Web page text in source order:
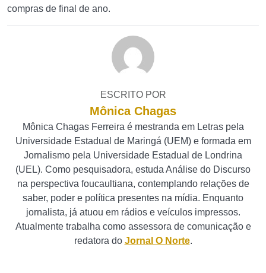
compras de final de ano.
ESCRITO POR
Mônica Chagas
Mônica Chagas Ferreira é mestranda em Letras pela
Universidade Estadual de Maringá (UEM) e formada em
Jornalismo pela Universidade Estadual de Londrina
(UEL). Como pesquisadora, estuda Análise do Discurso
na perspectiva foucaultiana, contemplando relações de
saber, poder e política presentes na mídia. Enquanto
jornalista, já atuou em rádios e veículos impressos.
Atualmente trabalha como assessora de comunicação e
redatora do Jornal O Norte.